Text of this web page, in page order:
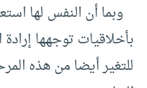
وبما أن النفس لها
بأخلاقيات توجهها إرادة
للتغير أيضا من هذه